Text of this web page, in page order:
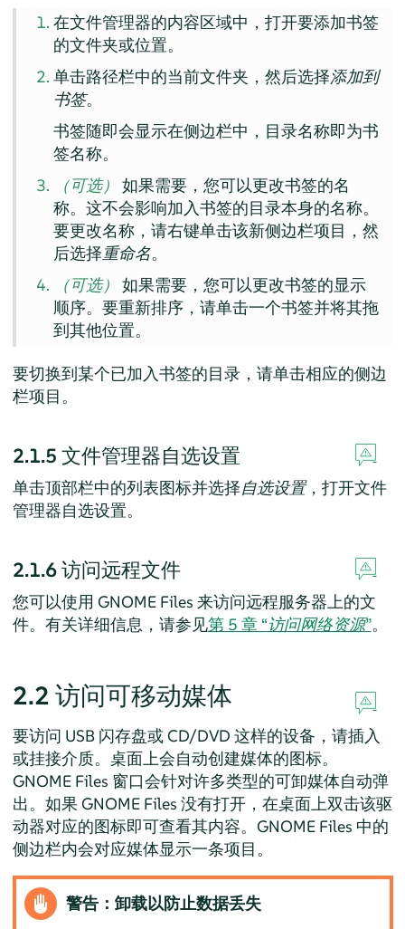
在文件管理器的内容区域中，打开要添加书签
的文件夹或位置。
单击路径栏中的当前文件夹，然后选择添加到
书签。
书签随即会显示在侧边栏中，目录名称即为书
签名称。
（可选）
如果需要，您可以更改书签的名
称。这不会影响加入书签的目录本身的名称。
要更改名称，请右键单击该新侧边栏项目，然
后选择重命名。
（可选）
如果需要，您可以更改书签的显示
顺序。要重新排序，请单击一个书签并将其拖
到其他位置。
要切换到某个已加入书签的目录，请单击相应的侧边
栏项目。
2.1.5 文件管理器自选设置
单击顶部栏中的列表图标并选择自选设置，打开文件
管理器自选设置。
2.1.6访问远程文件
您可以使用 GNOME Files 来访问远程服务器上的文
件。有关详细信息，请参见第 5 章 “访问网络资源”。
2.2 访问可移动媒体
要访问 USB 闪存盘或 CD/DVD 这样的设备，请插入
或挂接介质。桌面上会自动创建媒体的图标。
GNOME Files 窗口会针对许多类型的可卸媒体自动弹
出。如果 GNOME Files 没有打开，在桌面上双击该驱
动器对应的图标即可查看其内容。GNOME Files 中的
侧边栏内会对应媒体显示一条项目。
警告：卸载以防止数据丢失